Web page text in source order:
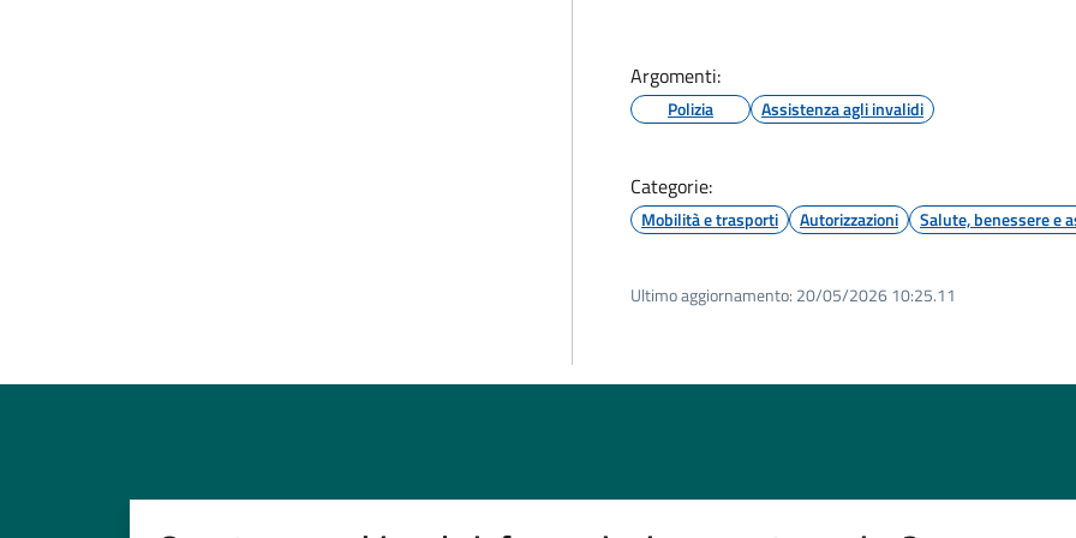
Argomenti:
Polizia Assistenza agli invalidi
Categorie:
Mobilità e trasporti Autorizzazioni Salute, benessere e
Ultimo aggiornamento: 20/05/2026 10:25.11